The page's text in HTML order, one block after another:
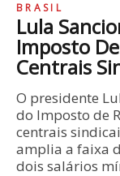
BRASIL
Lula
Imposto
Centrais
O presidente
do Imposto de
centrais
amplia a faixa
dois salários